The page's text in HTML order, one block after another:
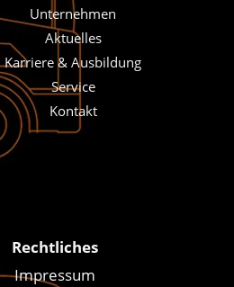
Unternehmen
Aktuelles
Karriere & Ausbildung
Service
Kontakt
Rechtliches
Impressum